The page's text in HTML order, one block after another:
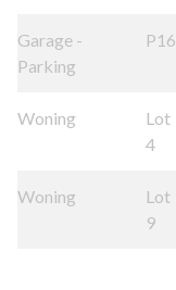
Garage -
Parking
P16
Woning
Lot
4
Woning
Lot
9